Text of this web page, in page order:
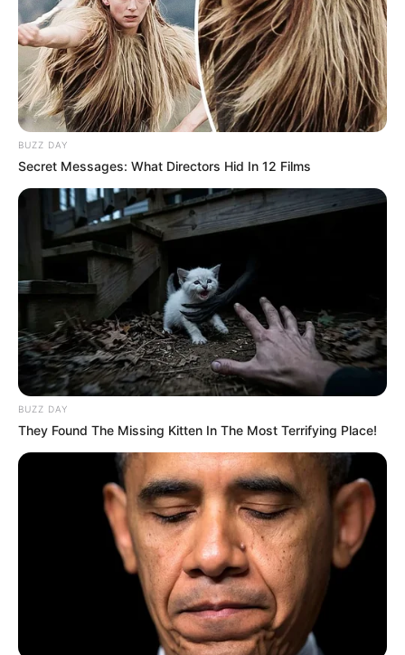
el mantenimiento, teniendo en cuenta que la ley obliga a
que la propiedad se mantenga óptima para los que la
van a ocupar, sin importar el tiempo que la habiten.
Si la persona incumple con esto, podrá acarrear
sanciones económicas altas que llegan a valer 3
mensualidades del canon, por lo que es fundamental que
del contrato de arrendamiento donde se específica esto.
Lea también:Pa' que tenga en cuenta: Pille cómo un
arrendatario se le puede quedar con la casita
Pero cuando se haga el arrendamiento de una vivienda al
interior de un conjunto residencial o edificio,
el dueño
deberá notificar al arrendatario las normas y reglas de
la administración para que no vaya a haber ningún tipo
de inconvenientes.
ALERTA BOGOTÁ EN GOOGLE NEWS
TEMAS RELACIONADOS
ARRIENDO EN BOGOTÁ INMUEBLES VIVIENDAS
MANTÉNGASE EN ALERTA
BUZZ DAY
Secret Messages: What Directors Hid In 12 Films
BUZZ DAY
They Found The Missing Kitten In The Most Terrifying Place!